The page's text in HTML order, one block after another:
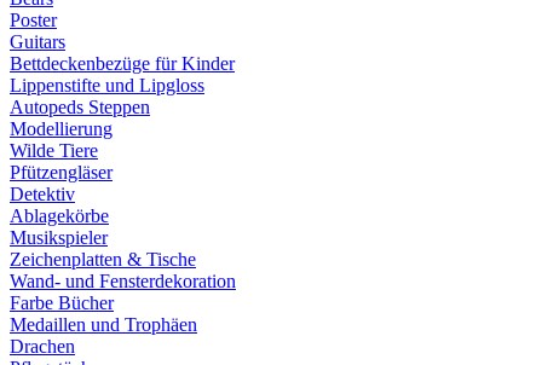
Poster
Guitars
Bettdeckenbezüge für Kinder
Lippenstifte und Lipgloss
Autopeds Steppen
Modellierung
Wilde Tiere
Pfützengläser
Detektiv
Ablagekörbe
Musikspieler
Zeichenplatten & Tische
Wand- und Fensterdekoration
Farbe Bücher
Medaillen und Trophäen
Drachen